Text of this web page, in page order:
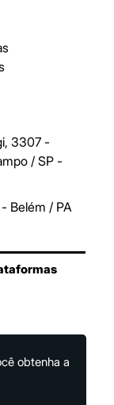
3307 -
/ SP -
Belém / PA
obtenha a